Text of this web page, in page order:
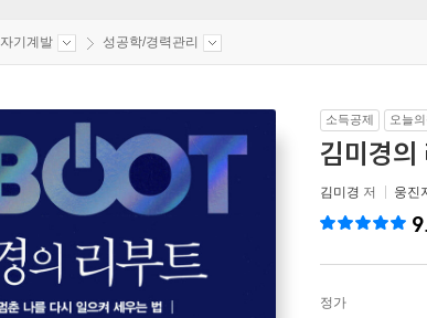
자기계발 성공학/경력관리
소득공제 오늘
김미경의
김미경 저 웅진
정가